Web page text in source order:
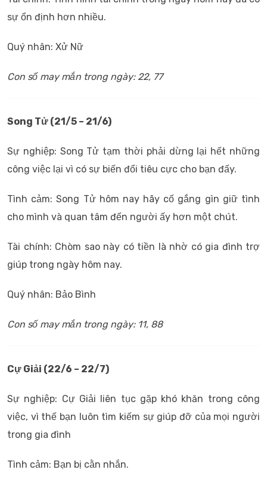
sự ổn định hơn nhiều.
Quý nhân: Xử Nữ
Con số may mắn trong ngày: 22, 77
Song Tử (21/5 – 21/6)
Sự nghiệp: Song Tử tạm thời phải dừng lại hết những
công việc lại vì có sự biến đổi tiêu cực cho bạn đấy.
Tình cảm: Song Tử hôm nay hãy cố gắng gìn giữ tình
cho mình và quan tâm đến người ấy hơn một chút.
Tài chính: Chòm sao này có tiền là nhờ có gia đình trợ
giúp trong ngày hôm nay.
Quý nhân: Bảo Bình
Con số may mắn trong ngày: 11, 88
Cự Giải (22/6 – 22/7)
Sự nghiệp: Cự Giải liên tục gặp khó khăn trong công
việc, vì thế bạn luôn tìm kiếm sự giúp đỡ của mọi người
trong gia đình
Tình cảm: Bạn bị cằn nhắn.